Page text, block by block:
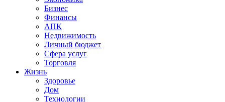
Бизнес
Финансы
АПК
Недвижимость
Личный бюджет
Сфера услуг
Торговля
Жизнь
Здоровье
Дом
Технологии